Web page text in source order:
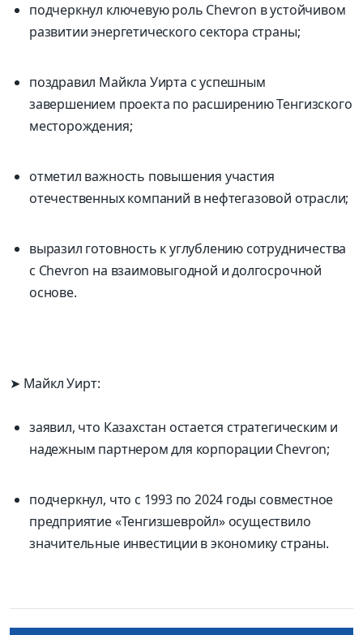
подчеркнул ключевую роль Chevron в устойчивом
развитии энергетического сектора страны;
поздравил Майкла Уирта с успешным
завершением проекта по расширению Тенгизского
месторождения;
отметил важность повышения участия
отечественных компаний в нефтегазовой отрасли;
выразил готовность к углублению сотрудничества
с Chevron на взаимовыгодной и долгосрочной
основе.
➤ Майкл Уирт:
заявил, что Казахстан остается стратегическим и
надежным партнером для корпорации Chevron;
подчеркнул, что с 1993 по 2024 годы совместное
предприятие «Тенгизшевройл» осуществило
значительные инвестиции в экономику страны.